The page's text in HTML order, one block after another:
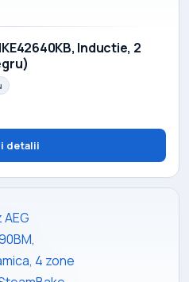
Inductie, 2
detalii